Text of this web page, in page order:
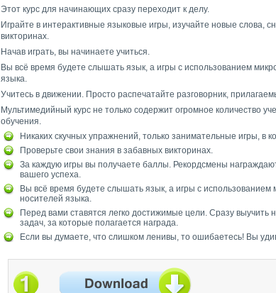
Этот курс для начинающих сразу переходит к делу.
Играйте в интерактивные языковые игры, изучайте новые слова,
викторинах.
Начав играть, вы начинаете учиться.
Вы всё время будете слышать язык, а игры с использованием
языка.
Учитесь в движении. Просто распечатайте разговорник,
Мультимедийный курс не только содержит огромное количество
обучения.
Никаких скучных упражнений, только занимательные игры, в
Проверьте свои знания в забавных викторинах.
За каждую игры вы получаете баллы. Рекордсмены
вашего успеха.
Вы всё время будете слышать язык, а игры с
носителей языка.
Перед вами ставятся легко достижимые цели. Сразу
задач, за которые полагается награда.
Если вы думаете, что слишком ленивы, то ошибаетесь! Вы